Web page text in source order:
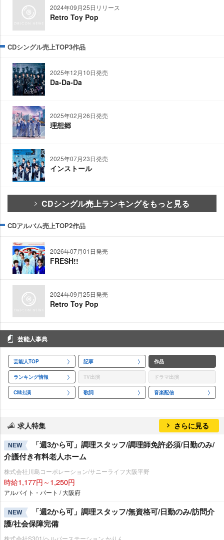
2024年09月25日リリース
Retro Toy Pop
CDシングル売上TOP3作品
2025年12月10日発売
Da-Da-Da
2025年02月26日発売
理想郷
2025年07月23日発売
インストール
CDシングル売上ランキングをもっと見る
CDアルバム売上TOP2作品
2026年07月01日発売
FRESH!!
2024年09月25日発売
Retro Toy Pop
芸能人事典
芸能人TOP 記事 作品
ランキング情報 TV出演 ドラマ出演
CM出演 歌詞 音楽配信
求人特集 さらに見る
NEW
「週3から可」調理スタッフ/調理師免許必須/日勤のみ/
介護付き有料老人ホーム
株式会社川島コーポレーション/サニーライフ大阪平野
時給1,177円～1,250円
アルバイト・パート / 大阪府
NEW
「週2から可」調理スタッフ/無資格可/日勤のみ/訪問介
護/社会保障完備